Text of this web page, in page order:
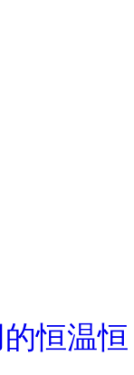
恒温恒